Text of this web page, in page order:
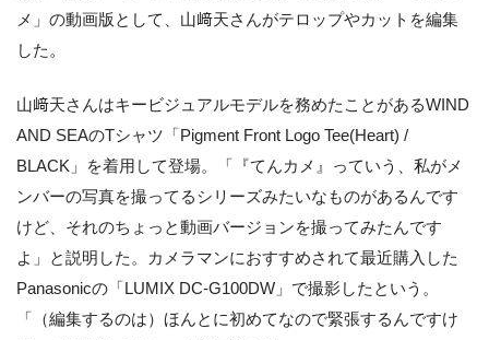
メ」の動画版として、山﨑天さんがテロップやカットを編集
した。
山﨑天さんはキービジュアルモデルを務めたことがあるWIND
AND SEAのTシャツ「Pigment Front Logo Tee(Heart) /
BLACK」を着用して登場。「『てんカメ』っていう、私がメ
ンバーの写真を撮ってるシリーズみたいなものがあるんです
けど、それのちょっと動画バージョンを撮ってみたんです
よ」と説明した。カメラマンにおすすめされて最近購入した
Panasonicの「LUMIX DC-G100DW」で撮影したという。
「（編集するのは）ほんとに初めてなので緊張するんですけ